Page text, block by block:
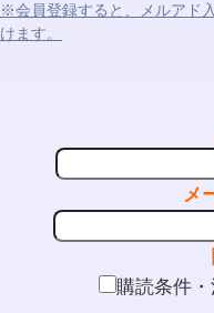
※会員登録すると、メルアド
けます。
メ
購読条件